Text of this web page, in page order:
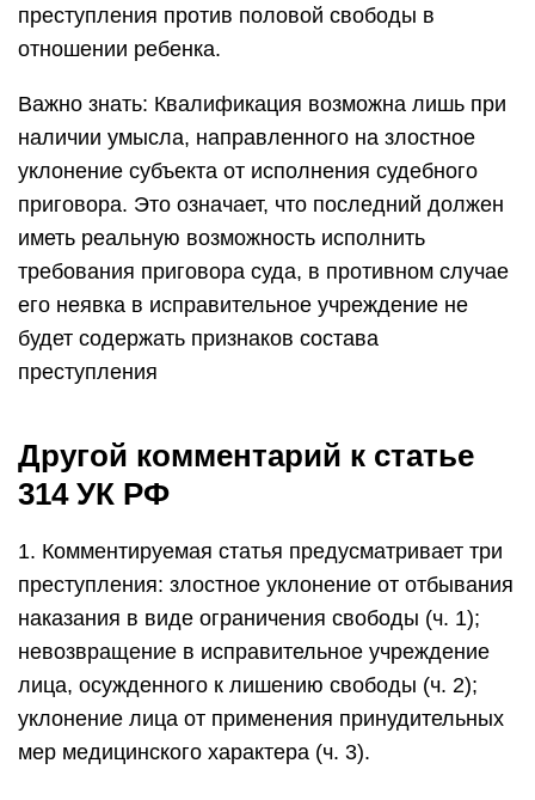
преступления против половой свободы в
отношении ребенка.
Важно знать: Квалификация возможна лишь при
наличии умысла, направленного на злостное
уклонение субъекта от исполнения судебного
приговора. Это означает, что последний должен
иметь реальную возможность исполнить
требования приговора суда, в противном случае
его неявка в исправительное учреждение не
будет содержать признаков состава
преступления
Другой комментарий к статье
314 УК РФ
1. Комментируемая статья предусматривает три
преступления: злостное уклонение от отбывания
наказания в виде ограничения свободы (ч. 1);
невозвращение в исправительное учреждение
лица, осужденного к лишению свободы (ч. 2);
уклонение лица от применения принудительных
мер медицинского характера (ч. 3).